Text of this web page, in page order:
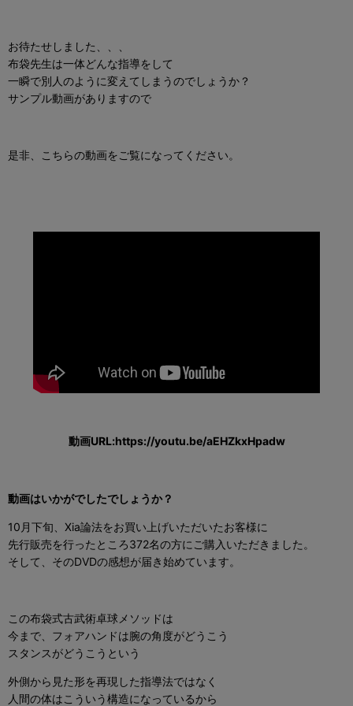
お待たせしました、、、
布袋先生は一体どんな指導をして
一瞬で別人のように変えてしまうのでしょうか？
サンプル動画がありますので
是非、こちらの動画をご覧になってください。
動画URL:https://youtu.be/aEHZkxHpadw
動画はいかがでしたでしょうか？
10月下旬、Xia論法をお買い上げいただいたお客様に
先行販売を行ったところ372名の方にご購入いただきました。
そして、そのDVDの感想が届き始めています。
この布袋式古武術卓球メソッドは
今まで、フォアハンドは腕の角度がどうこう
スタンスがどうこうという
外側から見た形を再現した指導法ではなく
人間の体はこういう構造になっているから